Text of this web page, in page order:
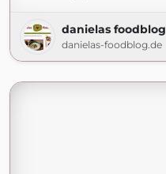
danielas foodblog
danielas-foodblog.de